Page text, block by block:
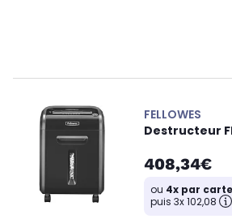
FELLOWES
Destructeur
408,34€
ou 4x par
puis 3x 102,08